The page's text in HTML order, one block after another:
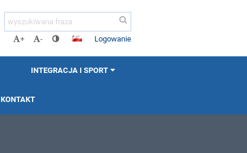
+ - Logowanie
INTEGRACJA I SPORT
KONTAKT